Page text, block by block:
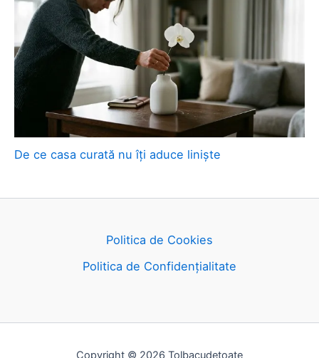
De ce casa curată nu îți aduce liniște
Politica de Cookies
Politica de Confidențialitate
Copyright © 2026 Tolbacudetoate